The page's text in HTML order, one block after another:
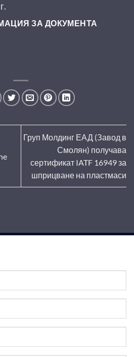
ЗА ДОКУМЕНТА
Груп Молдинг ЕАД (Завод в
Смолян) получава
сертификат IATF 16949 за
шприцване на пластмаси